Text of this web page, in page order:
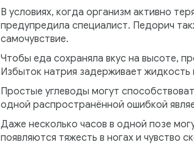
В условиях, когда организм активно
предупредила специалист. Педорич
самочувствие.
Чтобы еда сохраняла вкус на высоте,
Избыток натрия задерживает жидкость
Простые углеводы могут
одной распространённой ошибкой
Даже несколько часов в одной позе
появляются тяжесть в ногах и чувство